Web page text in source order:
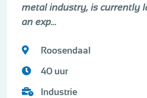
metal industry, is currently
an exp...
Roosendaal
40 uur
Industrie